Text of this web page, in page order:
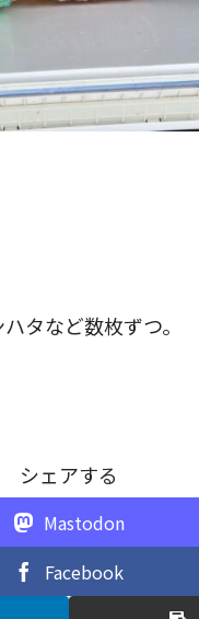
タなど数枚ずつ。
シェアする
Mastodon
Facebook